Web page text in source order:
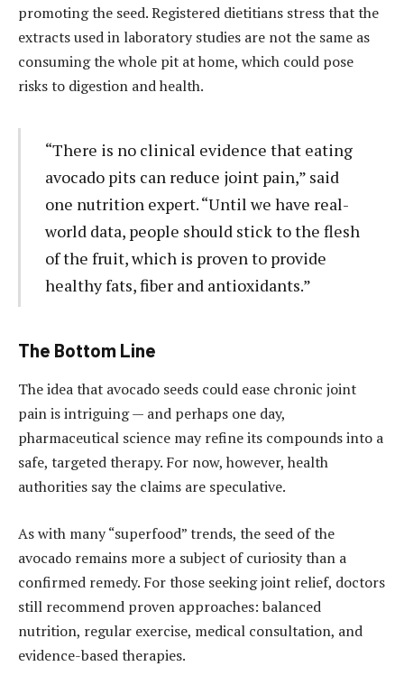
promoting the seed. Registered dietitians stress that the
extracts used in laboratory studies are not the same as
consuming the whole pit at home, which could pose
risks to digestion and health.
“There is no clinical evidence that eating
avocado pits can reduce joint pain,” said
one nutrition expert. “Until we have real-
world data, people should stick to the flesh
of the fruit, which is proven to provide
healthy fats, fiber and antioxidants.”
The Bottom Line
The idea that avocado seeds could ease chronic joint
pain is intriguing — and perhaps one day,
pharmaceutical science may refine its compounds into a
safe, targeted therapy. For now, however, health
authorities say the claims are speculative.
As with many “superfood” trends, the seed of the
avocado remains more a subject of curiosity than a
confirmed remedy. For those seeking joint relief, doctors
still recommend proven approaches: balanced
nutrition, regular exercise, medical consultation, and
evidence-based therapies.